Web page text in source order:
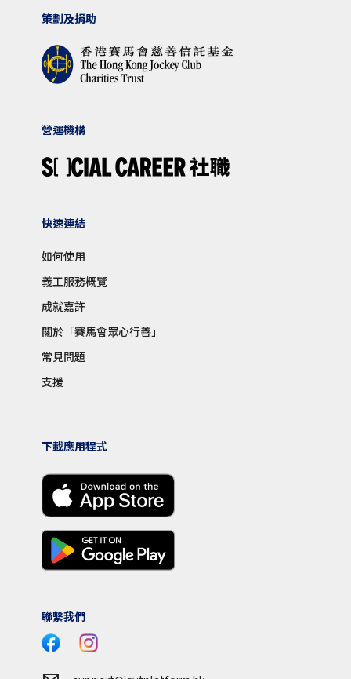
策劃及捐助
營運機構
快速連結
如何使用
義工服務概覽
成就嘉許
關於「賽馬會眾心行善」
常見問題
支援
下載應用程式
聯繫我們